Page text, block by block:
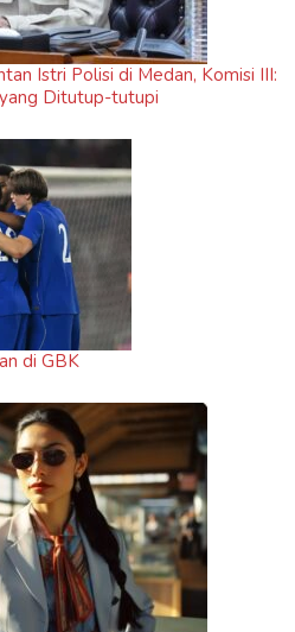
Istri Polisi di Medan, Komisi III:
Ditutup-tutupi
di GBK